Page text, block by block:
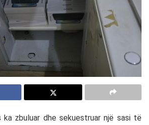
ka zbuluar dhe sekuestruar një sasi të